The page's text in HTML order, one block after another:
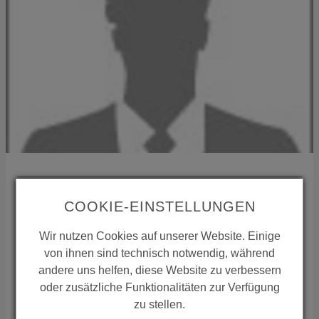
International Sales
Deutschland
Telefon: +49 641 98221 15
international-sales(at)conti.plus
ZUSTÄNDIGKEIT REGION
COOKIE-EINSTELLUNGEN
Wir nutzen Cookies auf unserer Website. Einige
von ihnen sind technisch notwendig, während
andere uns helfen, diese Website zu verbessern
oder zusätzliche Funktionalitäten zur Verfügung
zu stellen.